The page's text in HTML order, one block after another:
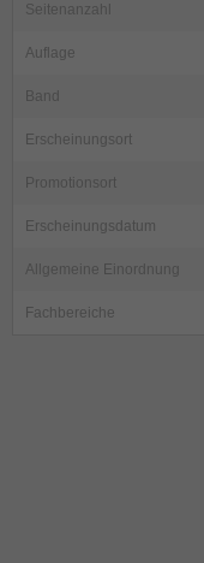
Seitenanzahl
Auflage
Band
Erscheinungsort
Promotionsort
Erscheinungsdatum
Allgemeine Einordnung
Fachbereiche